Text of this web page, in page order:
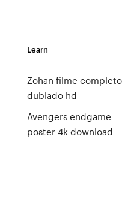
Learn
Zohan filme completo
dublado hd
Avengers endgame
poster 4k download